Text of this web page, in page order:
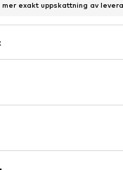
exakt uppskattning av